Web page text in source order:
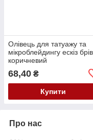
Олівець для татуажу та
мікроблейдингу ескіз брів
коричневий
68,40 ₴
Купити
Про нас